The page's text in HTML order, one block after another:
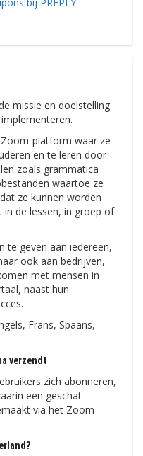
missie en doelstelling
Zoom-platform waar ze
en te leren door
zoals grammatica
waartoe ze
ze kunnen worden
in de lessen, in groep of
te geven aan iedereen,
ook aan bedrijven,
met mensen in
naast hun
Frans, Spaans,
verzendt
zich abonneren,
een geschat
via het Zoom-